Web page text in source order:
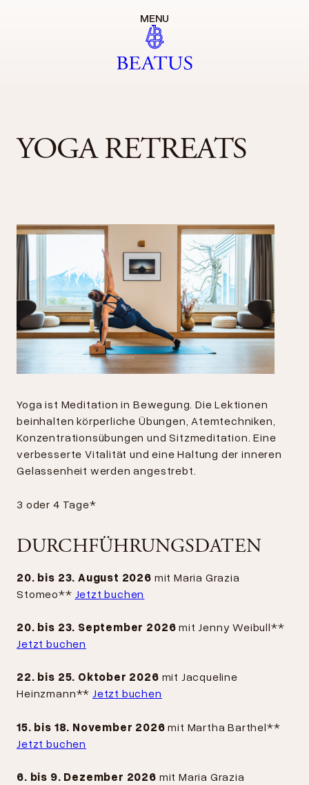
MENU
YOGA RETREATS
Yoga ist Meditation in Bewegung. Die Lektionen
beinhalten körperliche Übungen, Atemtechniken,
Konzentrationsübungen und Sitzmeditation. Eine
verbesserte Vitalität und eine Haltung der inneren
Gelassenheit werden angestrebt.
3 oder 4 Tage*
DURCHFÜHRUNGSDATEN
20. bis 23. August 2026 mit Maria Grazia
Stomeo** Jetzt buchen
20. bis 23. September 2026 mit Jenny Weibull**
Jetzt buchen
22. bis 25. Oktober 2026 mit Jacqueline
Heinzmann** Jetzt buchen
15. bis 18. November 2026 mit Martha Barthel**
Jetzt buchen
6. bis 9. Dezember 2026 mit Maria Grazia